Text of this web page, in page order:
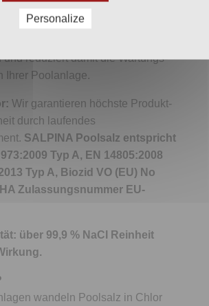
Ihre Poolanlage, weil es
von Meeresverschmutzung oder
reduziert damit die Wartungs-
Ihrer Poolanlage.
Wir garantieren höchste Produkt-
durch laufendes
SALPINA Poolsalz entspricht
Typ A, EN 14805:2008
Typ A, Biozid VO (EU) No
Zulassungsnummer EU-
über 99,9 % NaCI Reinheit
wandeln Poolsalz in Chlor
Personalize